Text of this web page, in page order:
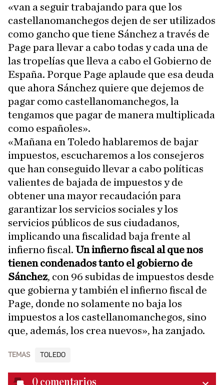
«van a seguir trabajando para que los
castellanomanchegos dejen de ser utilizados
como gancho que tiene Sánchez a través de
Page para llevar a cabo todas y cada una de
las tropelías que lleva a cabo el Gobierno de
España. Porque Page aplaude que esa deuda
que ahora Sánchez quiere que dejemos de
pagar como castellanomanchegos, la
tengamos que pagar de manera multiplicada
como españoles».
«Mañana en Toledo hablaremos de bajar
impuestos, escucharemos a los consejeros
que han conseguido llevar a cabo políticas
valientes de bajada de impuestos y de
obtener una mayor recaudación para
garantizar los servicios sociales y los
servicios públicos de sus ciudadanos,
implicando una fiscalidad baja frente al
infierno fiscal. Un infierno fiscal al que nos
tienen condenados tanto el gobierno de
Sánchez, con 96 subidas de impuestos desde
que gobierna y también el infierno fiscal de
Page, donde no solamente no baja los
impuestos a los castellanomanchegos, sino
que, además, los crea nuevos», ha zanjado.
TEMAS TOLEDO
0 comentarios